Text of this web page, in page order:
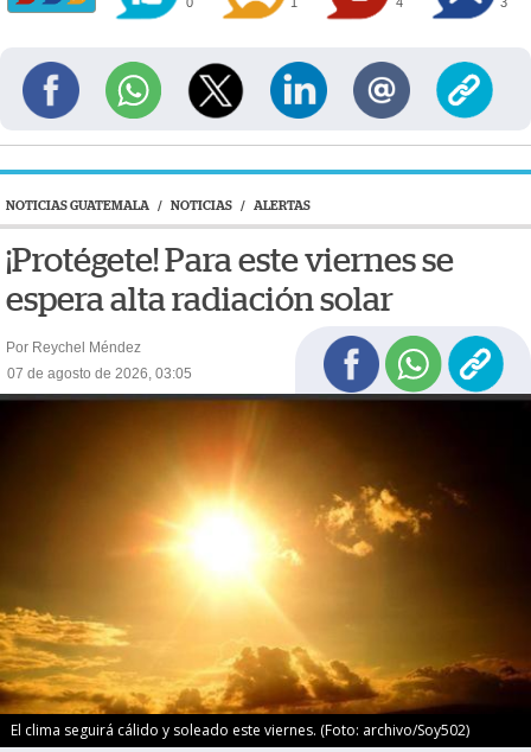
0 1 4 3
NOTICIAS GUATEMALA / NOTICIAS / ALERTAS
¡Protégete! Para este viernes se
espera alta radiación solar
Por Reychel Méndez
07 de agosto de 2026, 03:05
El clima seguirá cálido y soleado este viernes. (Foto: archivo/Soy502)